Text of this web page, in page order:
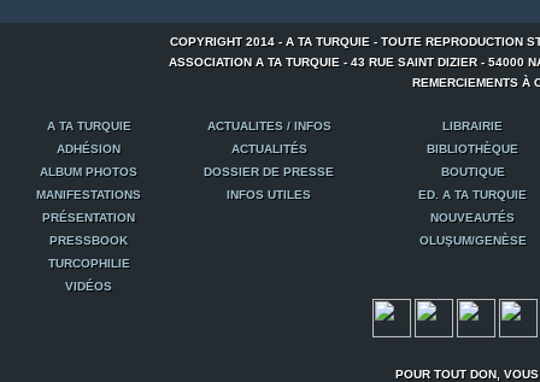
COPYRIGHT 2014 - A TA TURQUIE - TOUTE REPRODUCTION
ASSOCIATION A TA TURQUIE - 43 RUE SAINT DIZIER -
REMERCIEMENTS À
A TA TURQUIE ACTUALITES / INFOS
LIBRAIRIE
ADHÉSION
ACTUALITÉS
BIBLIOTHÈQUE
ALBUM PHOTOS
DOSSIER DE PRESSE
BOUTIQUE
MANIFESTATIONS
INFOS UTILES
ED. A TA TURQUIE
PRÉSENTATION
NOUVEAUTÉS
PRESSBOOK
OLUŞUM/GENÈSE
TURCOPHILIE
VIDÉOS
POUR TOUT DON,